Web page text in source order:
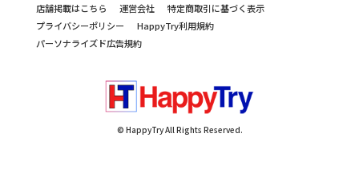
店舗掲載はこちら
運営会社
特定商取引に基づく表示
プライバシーポリシー
HappyTry利用規約
パーソナライズド広告規約
© HappyTry All Rights Reserved.